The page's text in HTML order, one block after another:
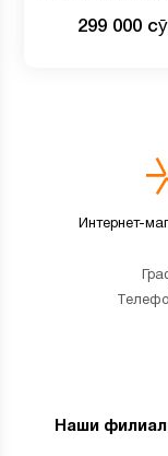
вегетарианских
299 000
Интернет-
Наши